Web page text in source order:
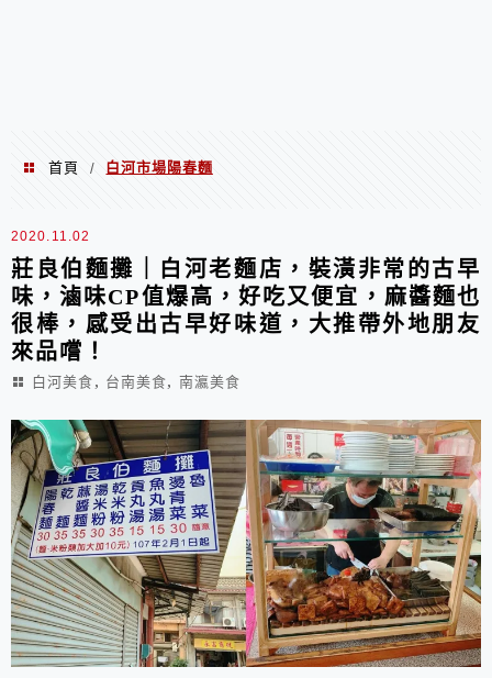
首頁 / 白河市場陽春麵
白河市場陽春麵
2020.11.02
莊良伯麵攤｜白河老麵店，裝潢非常的古早
味，滷味CP值爆高，好吃又便宜，麻醬麵也
很棒，感受出古早好味道，大推帶外地朋友
來品嚐！
白河美食 , 台南美食, 南瀛美食